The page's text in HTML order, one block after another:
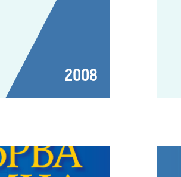
2008